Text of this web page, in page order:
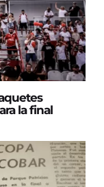
la final